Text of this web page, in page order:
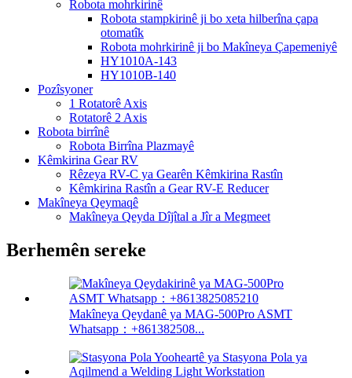
Robota mohrkirinê
Robota stampkirinê ji bo xeta hilberîna çapa
otomatîk
Robota mohrkirinê ji bo Makîneya Çapemeniyê
HY1010A-143
HY1010B-140
Pozîsyoner
1 Rotatorê Axis
Rotatorê 2 Axis
Robota birrînê
Robota Birrîna Plazmayê
Kêmkirina Gear RV
Rêzeya RV-C ya Gearên Kêmkirina Rastîn
Kêmkirina Rastîn a Gear RV-E Reducer
Makîneya Qeymaqê
Makîneya Qeyda Dîjîtal a Jîr a Megmeet
Berhemên sereke
Makîneya Qeydanê ya MAG-500Pro ASMT
Whatsapp：+861382508...